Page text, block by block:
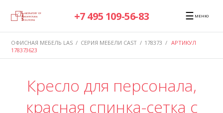
+7 495 109-56-83 ☰ МЕНЮ
ОФИСНАЯ МЕБЕЛЬ LAS / СЕРИЯ МЕБЕЛИ CAST / 178373 / АРТИКУЛ
178373623
Кресло для персонала,
красная спинка-сетка с